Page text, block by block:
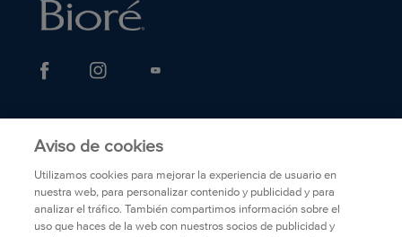
ACERCA DE BIORÉ
Aviso de cookies
Utilizamos cookies para mejorar la experiencia de usuario en
nuestra web, para personalizar contenido y publicidad y para
analizar el tráfico. También compartimos información sobre el
uso que haces de la web con nuestros socios de publicidad y